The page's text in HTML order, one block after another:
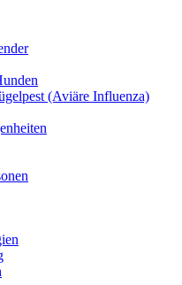
(Aviäre Influenza)